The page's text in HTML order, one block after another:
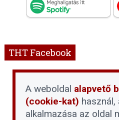
THT Facebook
THT - Társasházi
A weboldal alapvető
(cookie-kat) használ,
alkalmazása az oldal